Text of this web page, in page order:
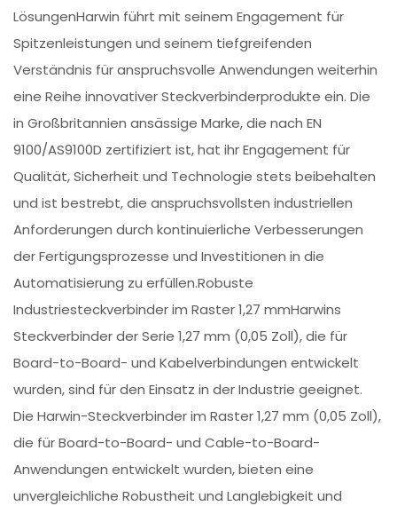
LösungenHarwin führt mit seinem Engagement für
Spitzenleistungen und seinem tiefgreifenden
Verständnis für anspruchsvolle Anwendungen weiterhin
eine Reihe innovativer Steckverbinderprodukte ein. Die
in Großbritannien ansässige Marke, die nach EN
9100/AS9100D zertifiziert ist, hat ihr Engagement für
Qualität, Sicherheit und Technologie stets beibehalten
und ist bestrebt, die anspruchsvollsten industriellen
Anforderungen durch kontinuierliche Verbesserungen
der Fertigungsprozesse und Investitionen in die
Automatisierung zu erfüllen.Robuste
Industriesteckverbinder im Raster 1,27 mmHarwins
Steckverbinder der Serie 1,27 mm (0,05 Zoll), die für
Board-to-Board- und Kabelverbindungen entwickelt
wurden, sind für den Einsatz in der Industrie geeignet.
Die Harwin-Steckverbinder im Raster 1,27 mm (0,05 Zoll),
die für Board-to-Board- und Cable-to-Board-
Anwendungen entwickelt wurden, bieten eine
unvergleichliche Robustheit und Langlebigkeit und